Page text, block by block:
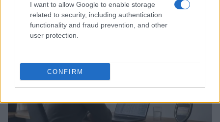
I want to allow Google to enable storage
related to security, including authentication
functionality and fraud prevention, and other
user protection.
CONFIRM
Ilaria Mauri · 10 Ago 2026
CALCIO